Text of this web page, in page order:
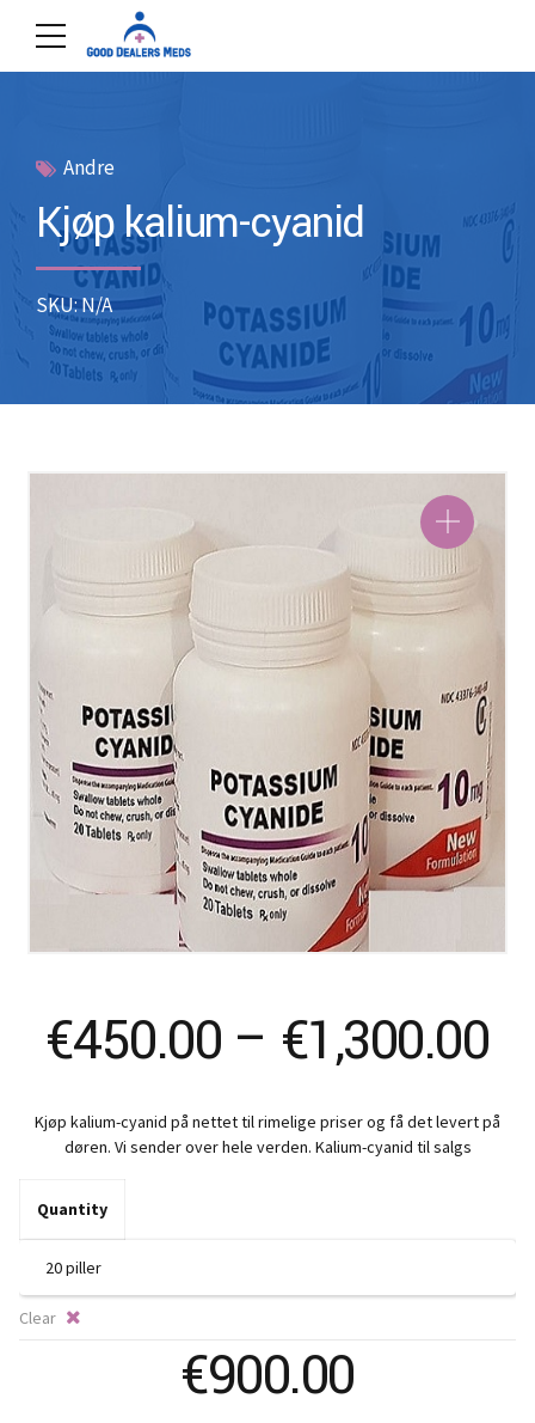
Andre
Kjøp kalium-cyanid
SKU: N/A
€450.00 – €1,300.00
Kjøp kalium-cyanid på nettet til rimelige priser og få det levert på
døren. Vi sender over hele verden. Kalium-cyanid til salgs
Quantity
Clear
€900.00